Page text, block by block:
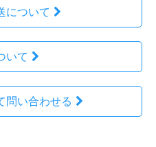
について
いて
問い合わせる